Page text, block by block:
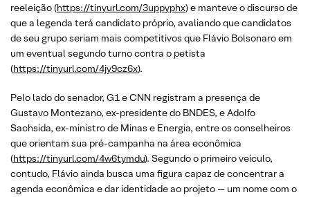
reeleição (https://tinyurl.com/3uppyphx) e manteve o discurso de
que a legenda terá candidato próprio, avaliando que candidatos
de seu grupo seriam mais competitivos que Flávio Bolsonaro em
um eventual segundo turno contra o petista
(https://tinyurl.com/4jy9cz6x).
Pelo lado do senador, G1 e CNN registram a presença de
Gustavo Montezano, ex-presidente do BNDES, e Adolfo
Sachsida, ex-ministro de Minas e Energia, entre os conselheiros
que orientam sua pré-campanha na área econômica
(https://tinyurl.com/4w6tymdu). Segundo o primeiro veículo,
contudo, Flávio ainda busca uma figura capaz de concentrar a
agenda econômica e dar identidade ao projeto — um nome com o